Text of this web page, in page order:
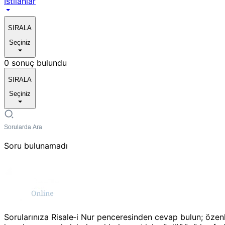
SIRALA
Seçiniz
0 sonuç bulundu
SIRALA
Seçiniz
Soru bulunamadı
Sorularınıza Risale‑i Nur penceresinden cevap bulun;